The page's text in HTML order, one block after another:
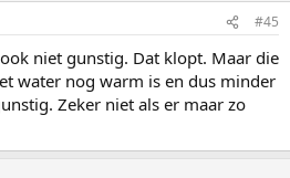
#45
niet gunstig. Dat klopt. Maar die
water nog warm is en dus minder
Zeker niet als er maar zo